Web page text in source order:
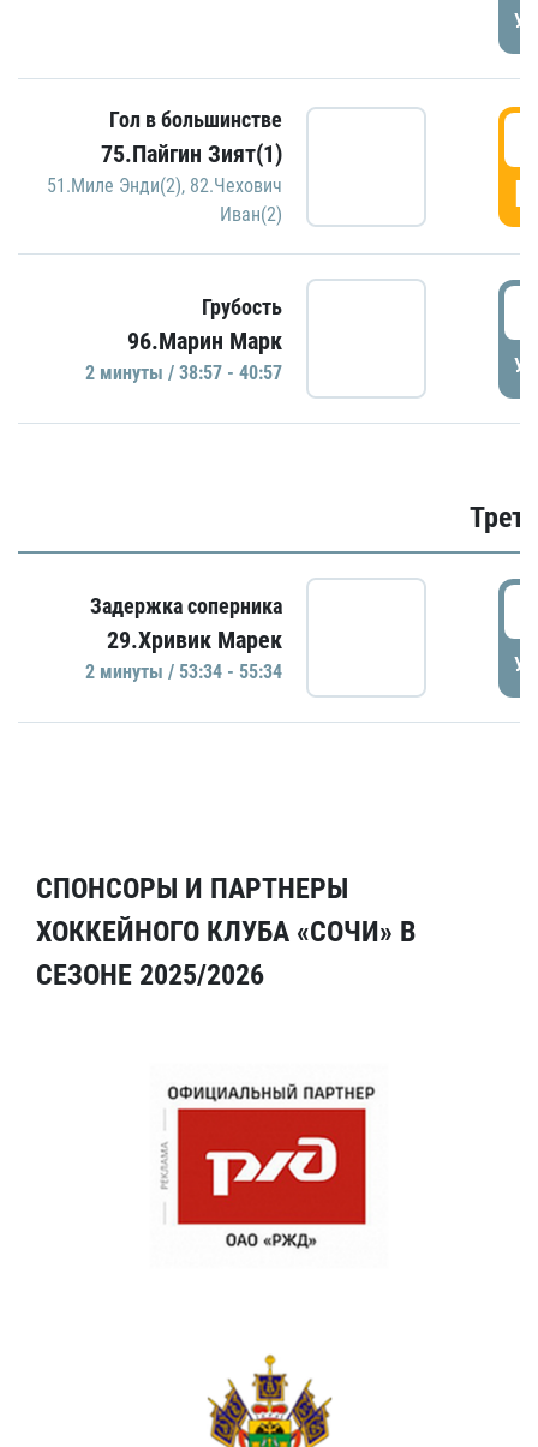
Гол в большинстве
75.Пайгин Зият(1)
51.Миле Энди(2), 82.Чехович
Иван(2)
Грубость
96.Марин Марк
2 минуты / 38:57 - 40:57
Задержка соперника
29.Хривик Марек
2 минуты / 53:34 - 55:34
СПОНСОРЫ И ПАРТНЕРЫ
ХОККЕЙНОГО КЛУБА «СОЧИ» В
СЕЗОНЕ 2025/2026